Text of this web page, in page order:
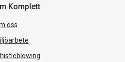
Komplett
oss